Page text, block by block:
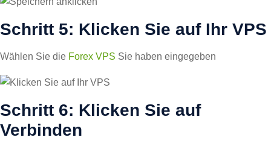
Schritt 5: Klicken Sie auf Ihr VPS
Wählen Sie die Forex VPS Sie haben eingegeben
Schritt 6: Klicken Sie auf
Verbinden